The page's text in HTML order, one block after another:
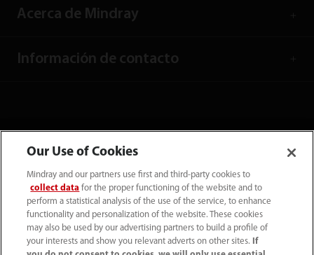
Acerca de Mindray
Información de contacto
Tel: (34-91)392 3754 Fax: (34-91)088 9180
Our Use of Cookies
Mindray and our partners use first and third-party cookies to
collect data for the proper functioning of the website and to
perform a statistical analysis of the use of the service, to enhance
functionality and personalization of the website. These cookies
may also be used by our advertising partners to build a profile of
your interests and show you relevant adverts on other sites.
If